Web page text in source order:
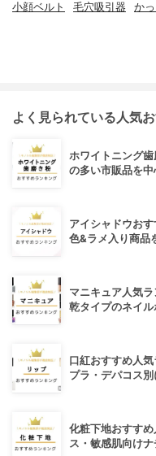
小顔ベルト 毛穴吸引器 か
よく見られている人気
ホワイトニング
の多い市販品を中
アイシャドウお
色&ラメ入り商品
マニキュア人気
乾タイプのネイル
口紅おすすめ人
プラ・デパコス別
化粧下地おすす
ス・敏感肌向けナ